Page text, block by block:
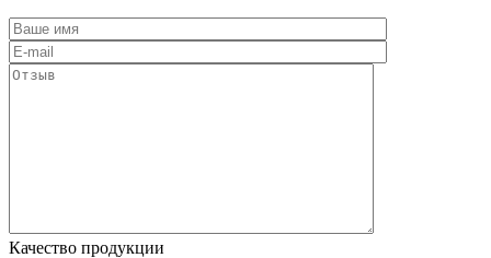
Качество продукции